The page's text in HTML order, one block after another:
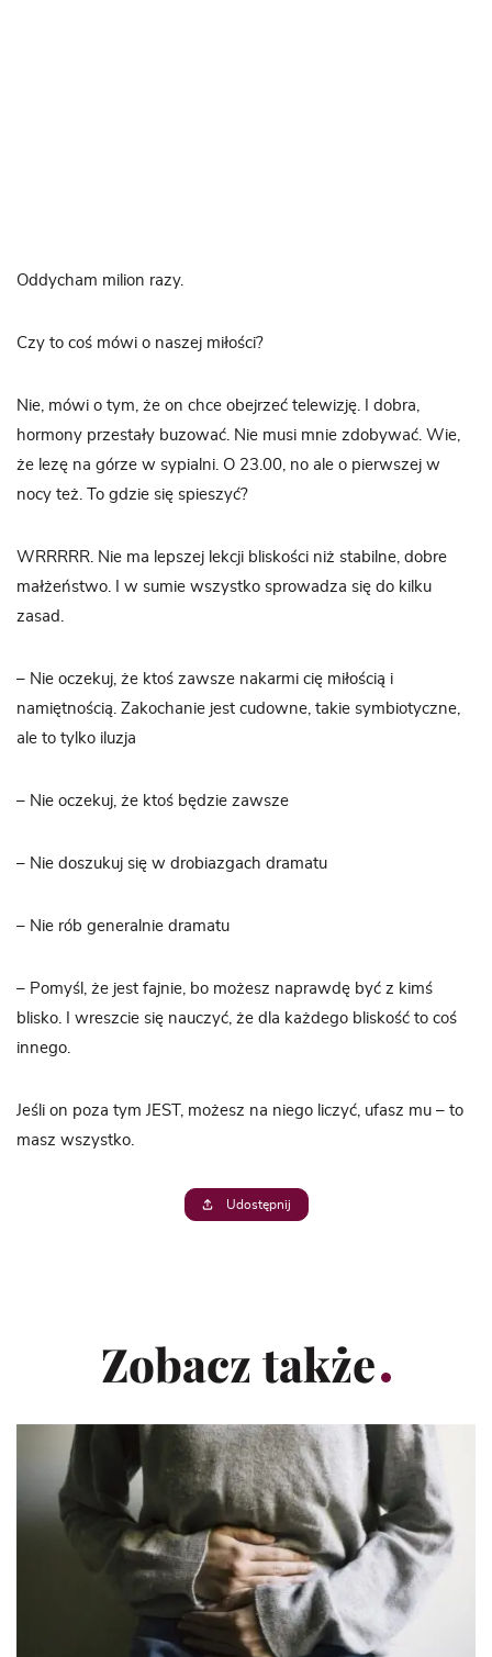
Oddycham milion razy.
Czy to coś mówi o naszej miłości?
Nie, mówi o tym, że on chce obejrzeć telewizję. I dobra,
hormony przestały buzować. Nie musi mnie zdobywać. Wie,
że lezę na górze w sypialni. O 23.00, no ale o pierwszej w
nocy też. To gdzie się spieszyć?
WRRRRR. Nie ma lepszej lekcji bliskości niż stabilne, dobre
małżeństwo. I w sumie wszystko sprowadza się do kilku
zasad.
– Nie oczekuj, że ktoś zawsze nakarmi cię miłością i
namiętnością. Zakochanie jest cudowne, takie symbiotyczne,
ale to tylko iluzja
– Nie oczekuj, że ktoś będzie zawsze
– Nie doszukuj się w drobiazgach dramatu
– Nie rób generalnie dramatu
– Pomyśl, że jest fajnie, bo możesz naprawdę być z kimś
blisko. I wreszcie się nauczyć, że dla każdego bliskość to coś
innego.
Jeśli on poza tym JEST, możesz na niego liczyć, ufasz mu – to
masz wszystko.
Udostępnij
Zobacz także